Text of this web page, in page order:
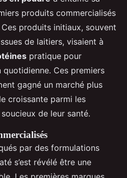
produits commercialisés
produits initiaux, souvent
de laitiers, visaient à
pratique pour
quotidienne. Ces premiers
gagné un marché plus
croissante parmi les
de leur santé.
par des formulations
s’est révélé être une